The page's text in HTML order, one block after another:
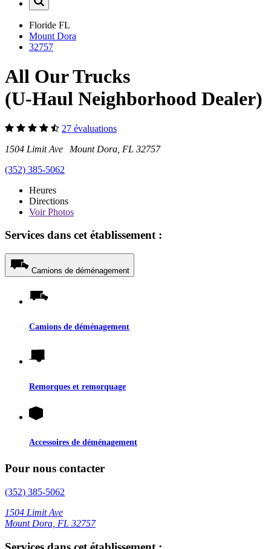
Floride FL
Mount Dora
32757
All Our Trucks
(U-Haul Neighborhood Dealer)
27 évaluations
1504 Limit Ave Mount Dora, FL 32757
(352) 385-5062
Heures
Directions
VoirPhotos
Services dans cet établissement :
Camions de déménagement
Camions de déménagement
Remorques et remorquage
Accessoires de déménagement
Pour nous contacter
(352) 385-5062
1504 Limit Ave
Mount Dora, FL 32757